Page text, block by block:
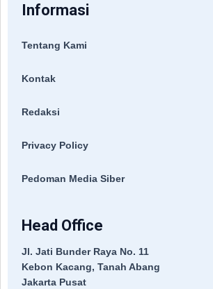
Informasi
Tentang Kami
Kontak
Redaksi
Privacy Policy
Pedoman Media Siber
Head Office
Jl. Jati Bunder Raya No. 11
Kebon Kacang, Tanah Abang
Jakarta Pusat